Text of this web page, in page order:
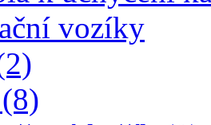
vozíky